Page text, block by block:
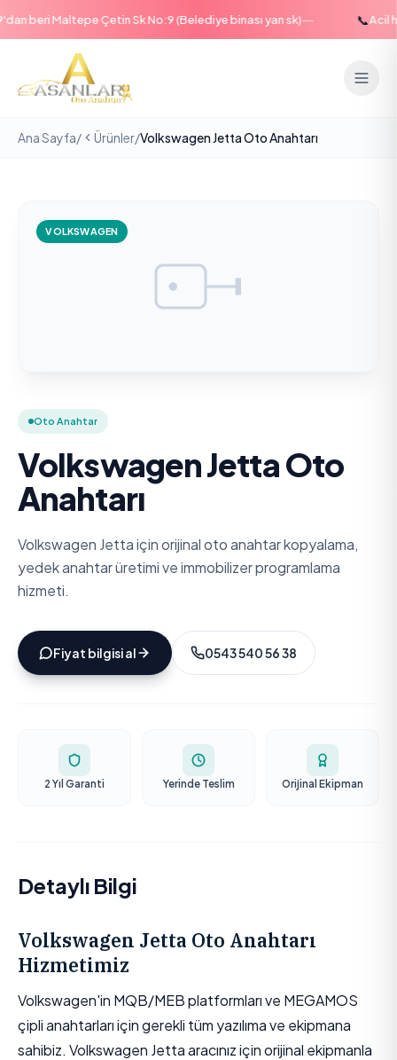
beri Maltepe Çetin Sk No:9 (Belediye binası yan sk)— Acil
Ana Sayfa/ Ürünler/Volkswagen Jetta Oto Anahtarı
VOLKSWAGEN
Oto Anahtar
Volkswagen Jetta Oto
Anahtarı
Volkswagen Jetta için orijinal oto anahtar kopyalama,
yedek anahtar üretimi ve immobilizer programlama
hizmeti.
Fiyat bilgisi al 0543 540 56 38
2 Yıl Garanti Yerinde Teslim Orijinal Ekipman
Detaylı Bilgi
Volkswagen Jetta Oto Anahtarı
Hizmetimiz
Volkswagen'in MQB/MEB platformları ve MEGAMOS
çipli anahtarları için gerekli tüm yazılıma ve ekipmana
sahibiz. Volkswagen Jetta aracınız için orijinal ekipmanla